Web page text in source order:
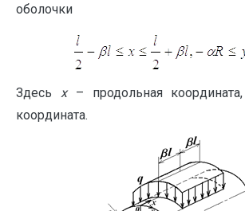
оболочки
Здесь x– продольная координата,
координата.